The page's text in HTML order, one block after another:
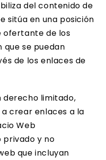
del contenido de
sitúa en una posición
de los
se puedan
de los enlaces de
derecho limitado,
crear enlaces a la
Web
privado y no
que incluyan